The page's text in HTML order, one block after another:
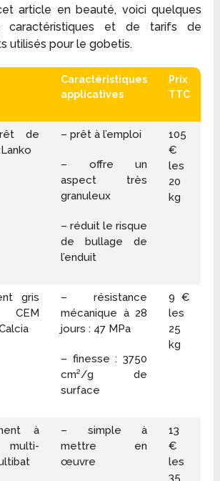
article en beauté, voici quelques
caractéristiques et de tarifs de
utilisés pour le gobetis.
Caractéristiques
applicatives
Prix
TTC
de
– prêt à l’emploi
– offre un
aspect très
granuleux
– réduit le risque
de bullage de
l’enduit
105
€
les
20
kg
gris
CEM
– résistance
mécanique à 28
jours : 47 MPa
– finesse : 3750
cm²/g de
surface
9 €
les
25
kg
à
– simple à
mettre en
œuvre
13
€
les
35